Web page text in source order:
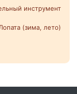
инструмент
(зима, лето)